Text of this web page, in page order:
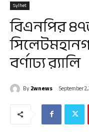
Sylhet
বিএনপির
বর্ণাঢ্য র‌্যালি
By2wnews September